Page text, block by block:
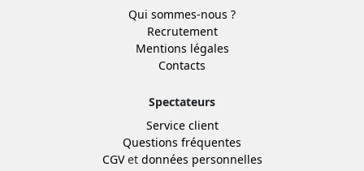
Qui sommes-nous ?
Recrutement
Mentions légales
Contacts
Spectateurs
Service client
Questions fréquentes
CGVet données personnelles